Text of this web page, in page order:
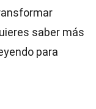
saber más
para